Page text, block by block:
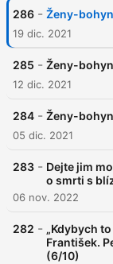
286 - Ženy-
19 dic. 2021
285 - Ženy-
12 dic. 2021
284 - Ženy-
05 dic. 2021
283 - Dejte jim
o smrti s
06 nov. 2022
282 - „Kdybych
František.
(6/10)